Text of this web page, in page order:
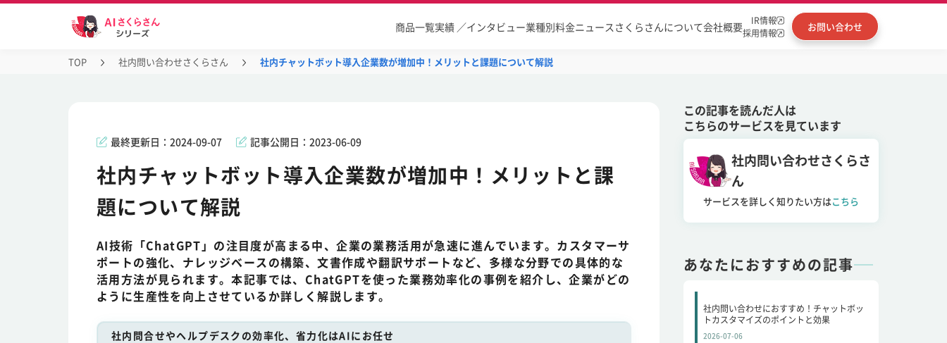
商品一覧実績 ／インタビュー業種別料金ニュース さくらさんについて会社概要
IR情報
採用情報
お問い合わせ
TOP 社内問い合わせさくらさん 社内チャットボット導入企業数が増加中！メリットと課題について解説
最終更新日： 2024-09-07 記事公開日： 2023-06-09
社内チャットボット導入企業数が増加中！メリットと課
題について解説
AI技術「ChatGPT」の注目度が高まる中、企業の業務活用が急速に進んでいます。カスタマーサ
ポートの強化、ナレッジベースの構築、文書作成や翻訳サポートなど、多様な分野での具体的な
活用方法が見られます。本記事では、ChatGPTを使った業務効率化の事例を紹介し、企業がどの
ように生産性を向上させているか詳しく解説します。
社内問合せやヘルプデスクの効率化、省力化はAIにお任せ
この記事を読んだ人は
こちらのサービスを見ています
社内問い合わせさくらさ
ん
サービスを詳しく知りたい方はこちら
あなたにおすすめの記事
社内問い合わせにおすすめ！チャットボッ
トカスタマイズのポイントと効果
2026-07-06